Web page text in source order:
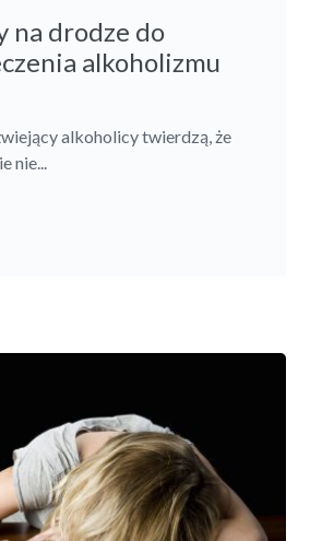
na drodze do
alkoholizmu
alkoholicy twierdzą, że
nie...